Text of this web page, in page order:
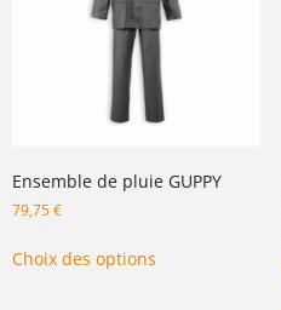
Ensemble de pluie GUPPY
79,75€
Choix des options